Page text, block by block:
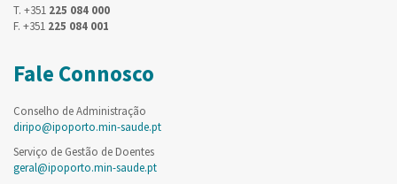
T. +351 225 084 000
F. +351 225 084 001
Fale Connosco
Conselho de Administração
diripo@ipoporto.min-saude.pt
Serviço de Gestão de Doentes
geral@ipoporto.min-saude.pt